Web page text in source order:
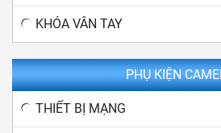
KHÓA VÂN TAY
PHỤ KIỆN
THIẾT BỊ MẠNG